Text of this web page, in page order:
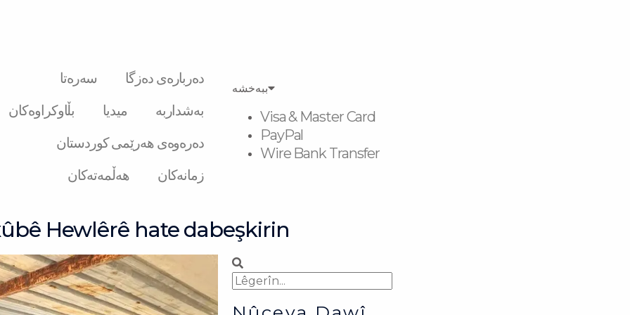
سەرەتا
دەربارەی دەزگا
بڵاوکراوەکان
میدیا
بەشداربە
دەرەوەی هەرێمی کوردستان
هەڵمەتەکان
زمانەکان
ببەخشە
Visa & Master Card
PayPal
Wire Bank Transfer
Hewlêrê hate dabeşkirin
Search
Search